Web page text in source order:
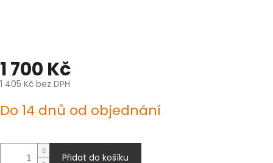
1 700 Kč
1 405 Kč bez DPH
cena:
Do 14 dnů od objednání
Přidat do košíku